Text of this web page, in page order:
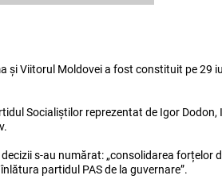
și Viitorul Moldovei a fost constituit pe 29
Socialiștilor reprezentat de Igor
s-au numărat: „consolidarea forțelor
partidul PAS de la guvernare”.